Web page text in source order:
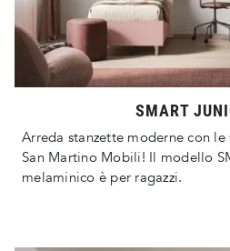
SMART
Arreda stanzette moderne con
San Martino Mobili! Il modello
melaminico è per ragazzi.